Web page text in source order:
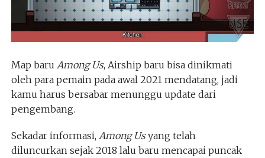
Map baru Among Us, Airship baru bisa dinikmati
oleh para pemain pada awal 2021 mendatang, jadi
kamu harus bersabar menunggu update dari
pengembang.
Sekadar informasi, Among Usyang telah
diluncurkan sejak 2018 lalu baru mencapai puncak